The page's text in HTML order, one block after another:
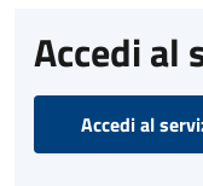
Accedi al
Accedi al